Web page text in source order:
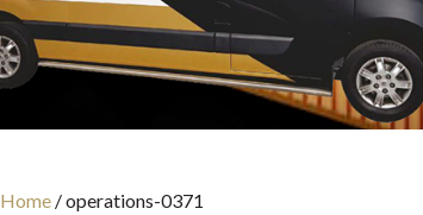
Home /operations-0371